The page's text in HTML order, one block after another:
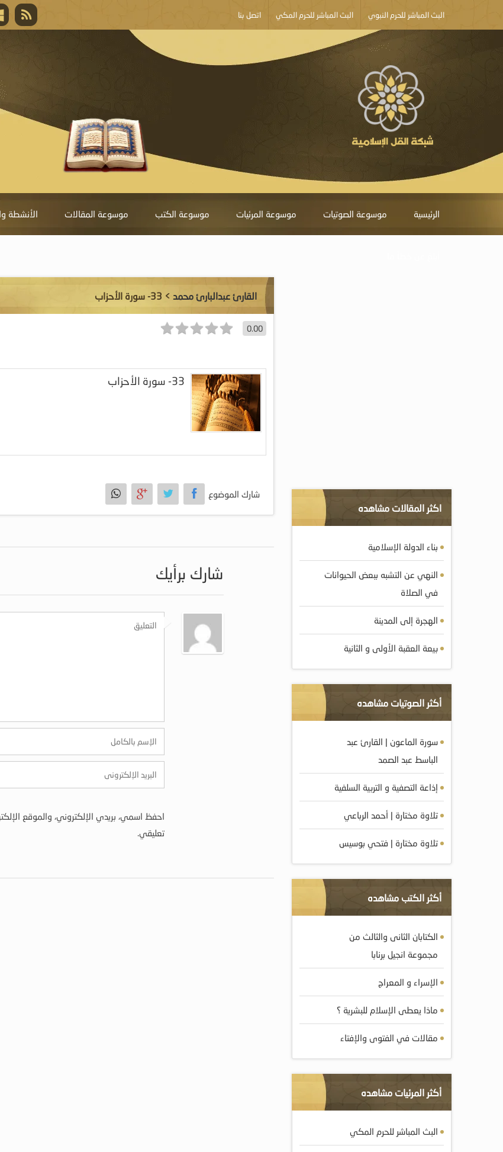
البث المباشر للحرم النبوي البث المباشر للحرم المكي اتصل بنا
قال تعالى
المغفرة لأنها أغلى جائزة، وهي مفتاح
الرئيسية موسوعة الصوتيات موسوعة المرئيات موسوعة الكتب موسوعة المقالات الأنشطة
القارئ عبدالبارئ محمد > 33- سورة الأحزاب
0.00
33- سورة الأحزاب
شارك الموضوع
شارك برأيك
احفظ اسمي، بريدي الإلكتروني، والموقع
تعليقي.
اكثر المقالات مشاهده
بناء الدولة الإسلامية
النهي عن التشبه ببعض الحيوانات
في الصلاة
الهجرة إلى المدينة
بيعة العقبة الأولى و الثانية
أكثر الصوتيات مشاهده
سورة الماعون | القارئ عبد
الباسط عبد الصمد
إذاعة التصفية و التربية السلفية
تلاوة مختارة | أحمد الرباعي
تلاوة مختارة | فتحي بوسيس
أكثر الكتب مشاهده
الكتابان الثانى والثالث من
مجموعة انجيل برنابا
الإسراء و المعراج
ماذا يعطى الإسلام للبشرية ؟
مقالات في الفتوى والإفتاء
أكثر المرئيات مشاهده
البث المباشر للحرم المكي